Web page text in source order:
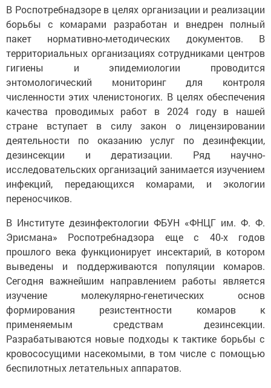
В Роспотребнадзоре в целях организации и реализации
борьбы с комарами разработан и внедрен полный
пакет нормативно-методических документов. В
территориальных организациях сотрудниками центров
гигиены и эпидемиологии проводится
энтомологический мониторинг для контроля
численности этих членистоногих. В целях обеспечения
качества проводимых работ в 2024 году в нашей
стране вступает в силу закон о лицензировании
деятельности по оказанию услуг по дезинфекции,
дезинсекции и дератизации. Ряд научно-
исследовательских организаций занимается изучением
инфекций, передающихся комарами, и экологии
переносчиков.
В Институте дезинфектологии ФБУН «ФНЦГ им. Ф. Ф.
Эрисмана» Роспотребнадзора еще с 40-х годов
прошлого века функционирует инсектарий, в котором
выведены и поддерживаются популяции комаров.
Сегодня важнейшим направлением работы является
изучение молекулярно-генетических основ
формирования резистентности комаров к
применяемым средствам дезинсекции.
Разрабатываются новые подходы к тактике борьбы с
кровососущими насекомыми, в том числе с помощью
беспилотных летательных аппаратов.